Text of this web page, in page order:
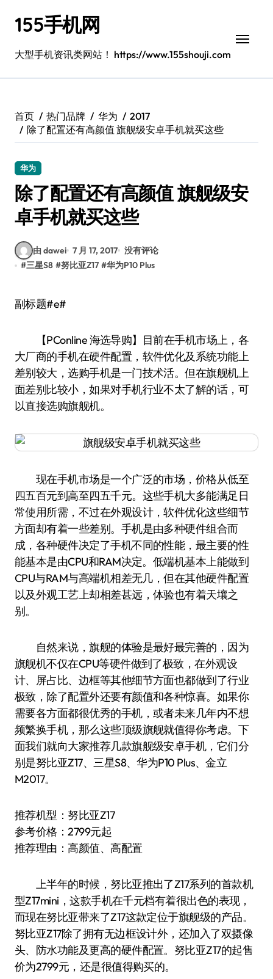
155手机网
大型手机资讯类网站！ https://www.155shouji.com
首页 热门品牌 华为
2017
除了配置还有高颜值 旗舰级安卓手机就买这些
华为
除了配置还有高颜值 旗舰级安
卓手机就买这些
由 dawei 7 月 17, 2017 没有评论
#三星S8 #努比亚Z17 #华为P10 Plus
副标题#e#
【PConline 海选导购】目前在手机市场上，各
大厂商的手机在硬件配置，软件优化及系统功能上
差别较大，选购手机是一门技术活。但在旗舰机上
面差别比较小，如果对手机行业不太了解的话，可
以直接选购旗舰机。
现在手机市场是一个广泛的市场，价格从低至
四五百元到高至四五千元。这些手机大多能满足日
常使用所需，不过在外观设计，软件优化这些细节
方面却有着一些差别。手机是由多种硬件组合而
成，各种硬件决定了手机不同的性能，最主要的性
能基本是由CPU和RAM决定。低端机基本上能做到
CPU与RAM与高端机相差无几，但在其他硬件配置
以及外观工艺上却相差甚远，体验也有着天壤之
别。
自然来说，旗舰的体验是最好最完善的，因为
旗舰机不仅在CPU等硬件做到了极致，在外观设
计、屏占比、边框等其他细节方面也都做到了行业
极致，除了配置外还要有颜值和各种惊喜。如果你
需要各方面都很优秀的手机，或者未来几年内不想
频繁换手机，那么这些顶级旗舰就值得你考虑。下
面我们就向大家推荐几款旗舰级安卓手机，它们分
别是努比亚Z17、三星S8、华为P10 Plus、金立
M2017。
推荐机型：努比亚Z17
参考价格：2799元起
推荐理由：高颜值、高配置
上半年的时候，努比亚推出了Z17系列的首款机
型Z17mini，这款手机在千元档有着很出色的表现，
而现在努比亚带来了Z17这款定位于旗舰级的产品。
努比亚Z17除了拥有无边框设计外，还加入了双摄像
头、防水功能及更高的硬件配置。努比亚Z17的起售
价为2799元，还是很值得购买的。